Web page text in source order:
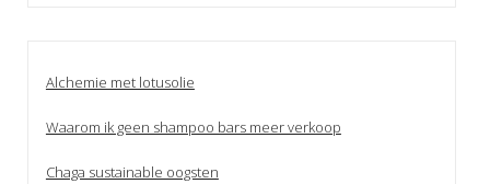
Alchemie met lotusolie
Waarom ik geen shampoo bars meer verkoop
Chaga sustainable oogsten